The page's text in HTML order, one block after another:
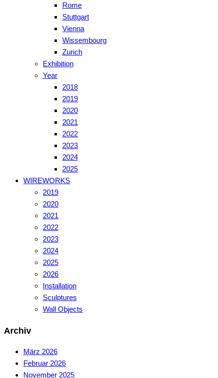
Rome
Stuttgart
Vienna
Wissembourg
Zurich
Exhibition
Year
2018
2019
2020
2021
2022
2023
2024
2025
WIREWORKS
2019
2020
2021
2022
2023
2024
2025
2026
Installation
Sculptures
Wall Objects
Archiv
März 2026
Februar 2026
November 2025